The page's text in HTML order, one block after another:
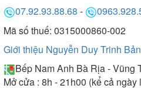
07.92.93.88.68 -
Mã số thuế: 0315000860-002
Giới thiệu Nguyễn Duy Trinh
Bếp Nam Anh Bà Rịa - Vũng
Mở cửa : 8h - 21h00 (kể cả ngày